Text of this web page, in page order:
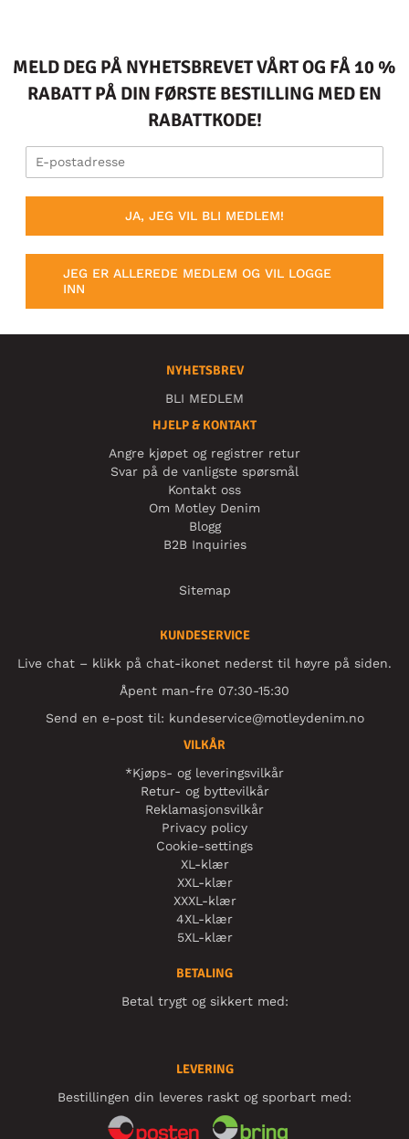
MELD DEG PÅ NYHETSBREVET VÅRT OG FÅ 10 %
RABATT PÅ DIN FØRSTE BESTILLING MED EN
RABATTKODE!
JA, JEG VIL BLI MEDLEM!
JEG ER ALLEREDE MEDLEM OG VIL LOGGE
INN
NYHETSBREV
BLI MEDLEM
HJELP & KONTAKT
Angre kjøpet og registrer retur
Svar på de vanligste spørsmål
Kontakt oss
Om Motley Denim
Blogg
B2B Inquiries
Sitemap
KUNDESERVICE
Live chat – klikk på chat-ikonet nederst til høyre på siden.
Åpent man-fre 07:30-15:30
Send en e-post til: kundeservice@motleydenim.no
VILKÅR
*Kjøps- og leveringsvilkår
Retur- og byttevilkår
Reklamasjonsvilkår
Privacy policy
Cookie-settings
XL-klær
XXL-klær
XXXL-klær
4XL-klær
5XL-klær
BETALING
Betal trygt og sikkert med:
LEVERING
Bestillingen din leveres raskt og sporbart med: